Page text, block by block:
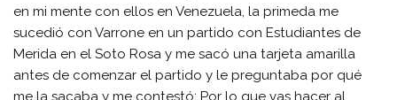
en mi mente con ellos en Venezuela, la primeda me
sucedió con Varrone en un partido con Estudiantes de
Merida en el Soto Rosa y me sacó una tarjeta amarilla
antes de comenzar el partido y le preguntaba por qué
me la sacaba y me contestó: Por lo que vas hacer al